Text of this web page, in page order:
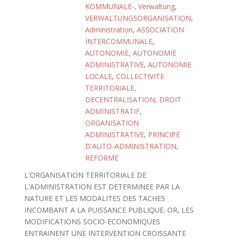
KOMMUNALE-, Verwaltung,
VERWALTUNGSORGANISATION,
Administration, ASSOCIATION
INTERCOMMUNALE,
AUTONOMIE, AUTONOMIE
ADMINISTRATIVE, AUTONOMIE
LOCALE, COLLECTIVITE
TERRITORIALE,
DECENTRALISATION, DROIT
ADMINISTRATIF,
ORGANISATION
ADMINISTRATIVE, PRINCIPE
D'AUTO-ADMINISTRATION,
REFORME
L'ORGANISATION TERRITORIALE DE
L'ADMINISTRATION EST DETERMINEE PAR LA
NATURE ET LES MODALITES DES TACHES
INCOMBANT A LA PUISSANCE PUBLIQUE. OR, LES
MODIFICATIONS SOCIO-ECONOMIQUES
ENTRAINENT UNE INTERVENTION CROISSANTE